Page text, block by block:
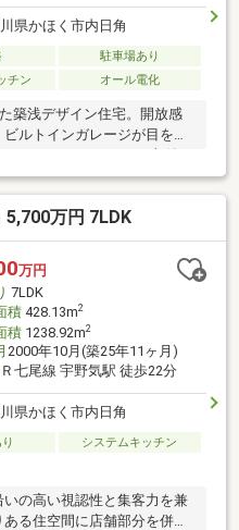
県かほく市内日角
駐車場あり
チン オール電化
築浅デザイン住宅。開放感
ルトインガレージが目を引
72坪あり、ガレージを含め
切な愛車を守りたい方や、ア
を求める方にもおすすめで
造作洗面、開放的な大型バ
はひと味違う空間をぜひ現地
万円 7LDK
万円
7LDK
積428.13m2
積1238.92m2
2000年10月(築25年11ヶ月)
Ｒ七尾線 宇野気駅 徒歩22分
県かほく市内日角
システムキッチン
の高い視認性と集客力を兼
る住空間に店舗部分を併設